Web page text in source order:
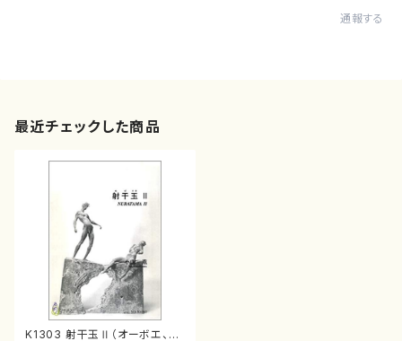
通報する
最近チェックした商品
K1303 射干玉Ⅱ（オーボエ、ク